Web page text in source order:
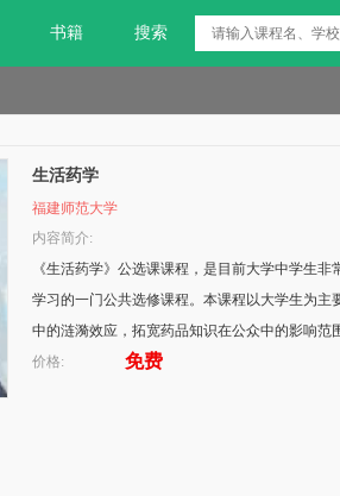
书籍 搜索
生活药学
福建师范大学
内容简介:
《生活药学》公选课课程，是目前大学中学生
学习的一门公共选修课程。本课程以大学生为主
中的涟漪效应，拓宽药品知识在公众中的影响范
价格:
免费